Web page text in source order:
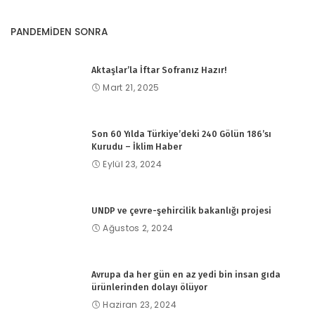
PANDEMİDEN SONRA
Aktaşlar’la İftar Sofranız Hazır!
Mart 21, 2025
Son 60 Yılda Türkiye’deki 240 Gölün 186’sı
Kurudu – İklim Haber
Eylül 23, 2024
UNDP ve çevre-şehircilik bakanlığı projesi
Ağustos 2, 2024
Avrupa da her gün en az yedi bin insan gıda
ürünlerinden dolayı ölüyor
Haziran 23, 2024